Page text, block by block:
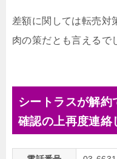
差額に関しては転売対
肉の策だとも言えるで
シートラスが解
確認の上再度連絡